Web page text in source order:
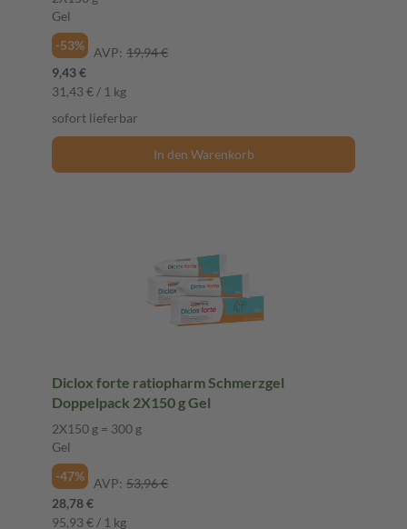
Gel
-53%
AVP: 19,94 €
9,43 €
31,43 € / 1 kg
sofort lieferbar
In den Warenkorb
Diclox forte ratiopharm Schmerzgel
Doppelpack 2X150 g Gel
2X150 g = 300 g
Gel
-47%
AVP: 53,96 €
28,78 €
95,93 € / 1 kg